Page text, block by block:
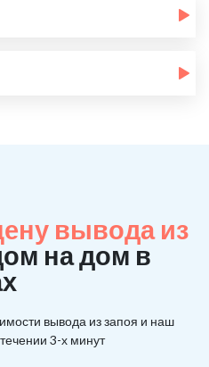
вывода из
на дом в
вывода из запоя и наш
3-х минут